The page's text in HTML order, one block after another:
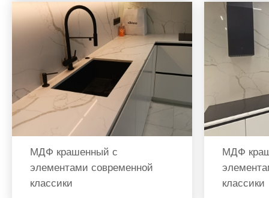
МДФ крашенный с
элементами современной
классики
МДФ
классики